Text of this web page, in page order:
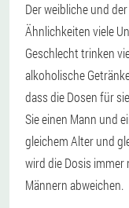
Der weibliche und
Ähnlichkeiten viele
Geschlecht trinken
alkoholische
dass die Dosen für
Sie einen Mann und
gleichem Alter und
wird die Dosis
Männern abweichen.